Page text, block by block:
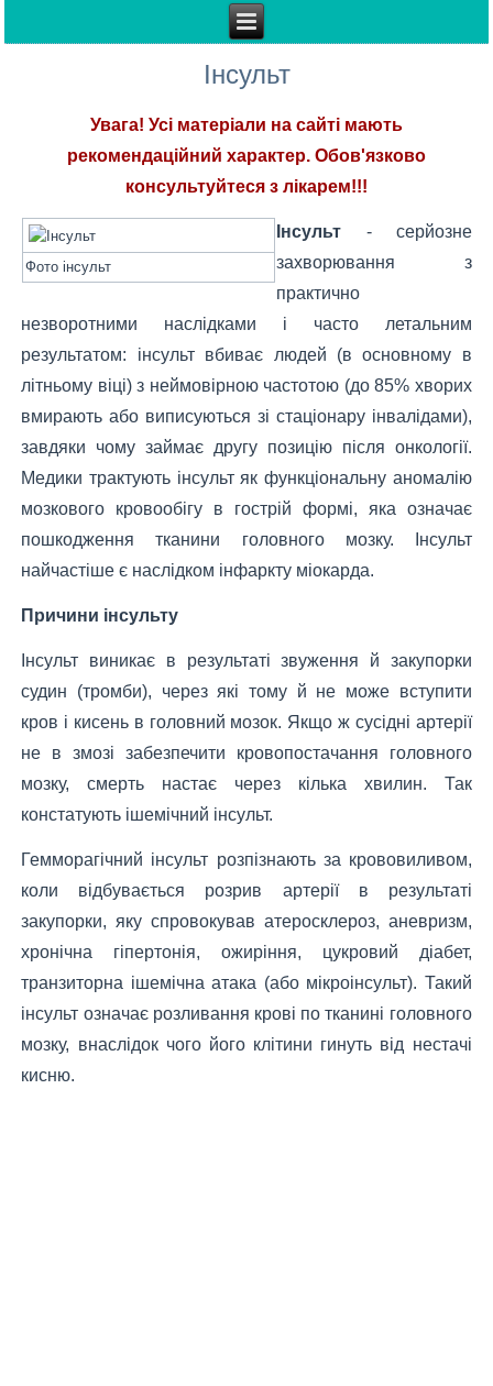
Інсульт
Увага! Усі матеріали на сайті мають
рекомендаційний характер. Обов'язково
консультуйтеся з лікарем!!!
Фото інсульт
Інсульт - серйозне
захворювання з
практично
незворотними наслідками і часто летальним
результатом: інсульт вбиває людей (в основному в
літньому віці) з неймовірною частотою (до 85% хворих
вмирають або виписуються зі стаціонару інвалідами),
завдяки чому займає другу позицію після онкології.
Медики трактують інсульт як функціональну аномалію
мозкового кровообігу в гострій формі, яка означає
пошкодження тканини головного мозку. Інсульт
найчастіше є наслідком інфаркту міокарда.
Причини інсульту
Інсульт виникає в результаті звуження й закупорки
судин (тромби), через які тому й не може вступити
кров і кисень в головний мозок. Якщо ж сусідні артерії
не в змозі забезпечити кровопостачання головного
мозку, смерть настає через кілька хвилин. Так
констатують ішемічний інсульт.
Гемморагічний інсульт розпізнають за крововиливом,
коли відбувається розрив артерії в результаті
закупорки, яку спровокував атеросклероз, аневризм,
хронічна гіпертонія, ожиріння, цукровий діабет,
транзиторна ішемічна атака (або мікроінсульт). Такий
інсульт означає розливання крові по тканині головного
мозку, внаслідок чого його клітини гинуть від нестачі
кисню.